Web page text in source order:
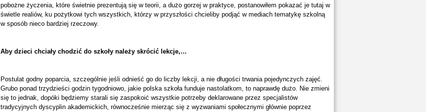
pobożne życzenia, które świetnie prezentują się w teorii, a dużo gorzej w praktyce, postanowiłem pokazać je tutaj w
świetle realiów, ku pożytkowi tych wszystkich, którzy w przyszłości chcieliby podjąć w mediach tematykę szkolną
w sposób nieco bardziej rzeczowy.
Aby dzieci chciały chodzić do szkoły należy skrócić lekcje,…
Postulat godny poparcia, szczególnie jeśli odnieść go do liczby lekcji, a nie długości trwania pojedynczych zajęć.
Grubo ponad trzydzieści godzin tygodniowo, jakie polska szkoła funduje nastolatkom, to naprawdę dużo. Nie zmieni
się to jednak, dopóki będziemy starali się zaspokoić wszystkie potrzeby deklarowane przez specjalistów
tradycyjnych dyscyplin akademickich, równocześnie mierząc się z wyzwaniami społecznymi głównie poprzez